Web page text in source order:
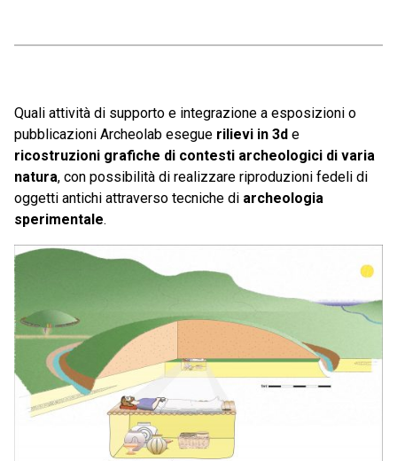
Quali attività di supporto e integrazione a esposizioni o
pubblicazioni Archeolab esegue rilievi in 3d e
ricostruzioni grafiche di contesti archeologici di varia
natura, con possibilità di realizzare riproduzioni fedeli di
oggetti antichi attraverso tecniche di archeologia
sperimentale.